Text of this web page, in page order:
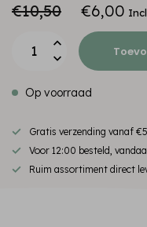
€10,50 €6,00
Op voorraad
Gratis verzending vanaf
Voor 12:00 besteld,
Ruim assortiment direct